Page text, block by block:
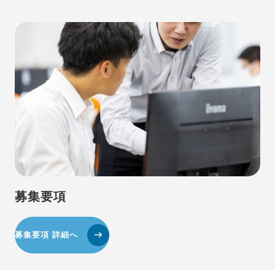
募集要項
募集要項 詳細へ